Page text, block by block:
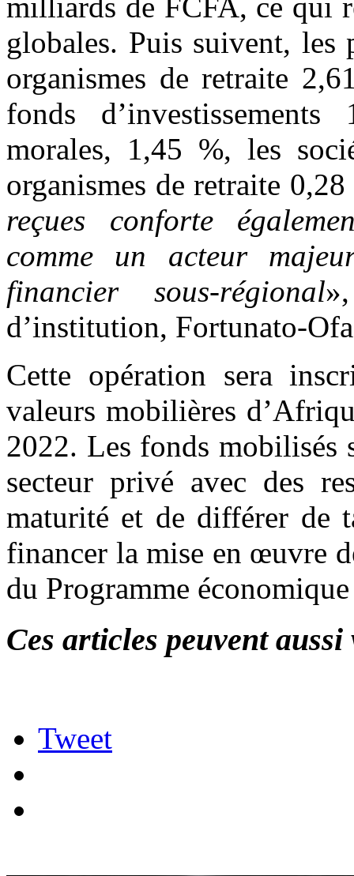
globales. Puis suivent, les
organismes de retraite
fonds
morales, 1,45 %, les
organismes de retraite
reçues conforte
comme un acteur
financier sous-régional
d’institution, Fortunato-
Cette opération sera
valeurs mobilières
2022. Les fonds mobilisés
secteur privé avec des
maturité et de différer de
financer la mise en œuvre
du Programme
Ces articles peuvent
Tweet